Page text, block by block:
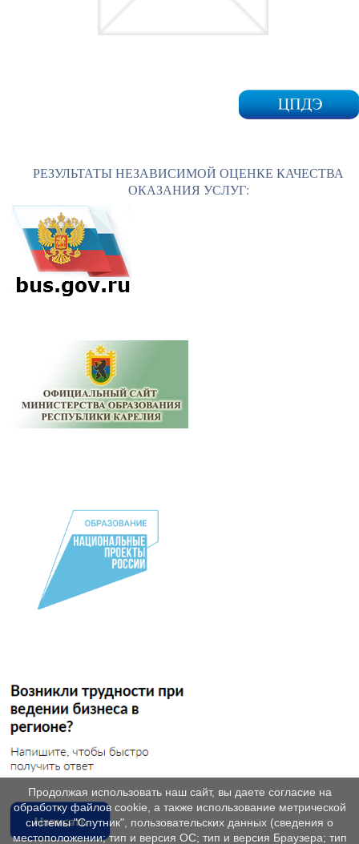
РЕЗУЛЬТАТЫ НЕЗАВИСИМОЙ ОЦЕНКЕ КАЧЕСТВА
ОКАЗАНИЯ УСЛУГ:
Продолжая использовать наш сайт, вы даете согласие на
обработку файлов cookie, а также использование метрической
системы "Спутник", пользовательских данных (сведения о
местоположении; тип и версия ОС; тип и версия Браузера; тип